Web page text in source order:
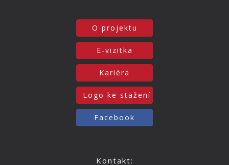
O projektu
E-vizitka
Kariéra
Logo ke stažení
Facebook
Kontakt: